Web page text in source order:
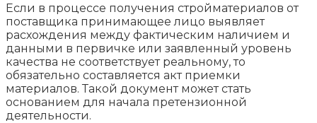
Если в процессе получения стройматериалов от
поставщика принимающее лицо выявляет
расхождения между фактическим наличием и
данными в первичке или заявленный уровень
качества не соответствует реальному, то
обязательно составляется акт приемки
материалов. Такой документ может стать
основанием для начала претензионной
деятельности.